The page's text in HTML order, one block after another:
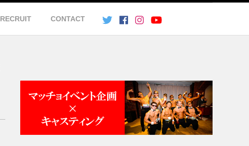
RECRUIT CONTACT